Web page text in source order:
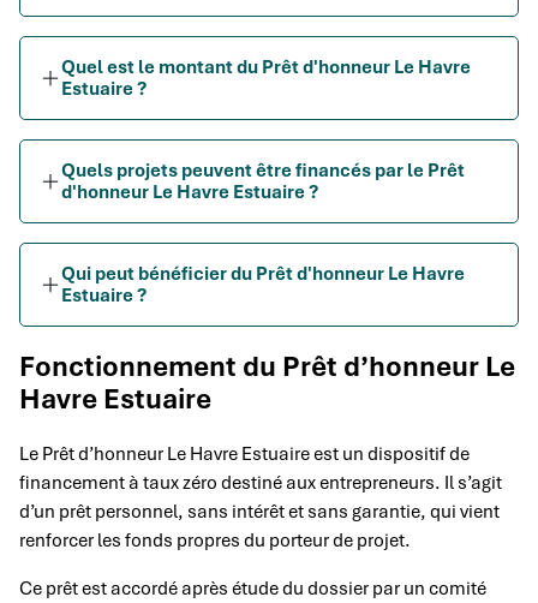
Quel est le montant du Prêt d'honneur Le Havre
Estuaire ?
Quels projets peuvent être financés par le Prêt
d'honneur Le Havre Estuaire ?
Qui peut bénéficier du Prêt d'honneur Le Havre
Estuaire ?
Fonctionnement du Prêt d’honneur Le
Havre Estuaire
Le Prêt d’honneur Le Havre Estuaire est un dispositif de
financement à taux zéro destiné aux entrepreneurs. Il s’agit
d’un prêt personnel, sans intérêt et sans garantie, qui vient
renforcer les fonds propres du porteur de projet.
Ce prêt est accordé après étude du dossier par un comité